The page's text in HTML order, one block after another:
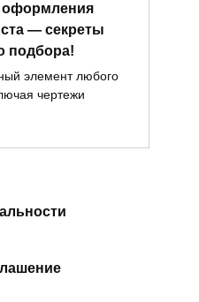
— секреты
подбора!
элемент любого
чертежи